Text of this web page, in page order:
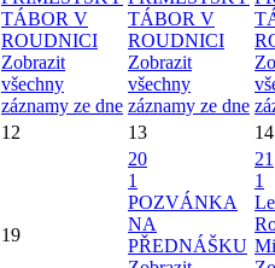
TÁBOR V
ROUDNICI
Zobrazit
všechny
záznamy ze dne
TÁBOR V
ROUDNICI
Zobrazit
všechny
záznamy ze dne
12 13 14
19
20
1
POZVÁNKA
NA
PŘEDNÁŠKU
21
1